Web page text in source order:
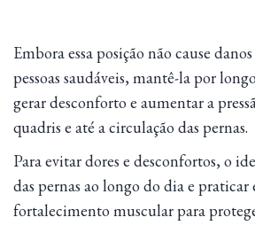
Embora essa posição não cause
pessoas saudáveis, mantê-la por
gerar desconforto e aumentar a
quadris e até a circulação das pernas.
Para evitar dores e desconfortos, o
das pernas ao longo do dia e praticar
fortalecimento muscular para